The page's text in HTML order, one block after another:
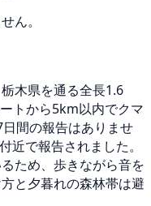
ん。
木県を通る全長1.6
トから5km以内でクマ
間の報告はありませ
近で報告されました。
ため、歩きながら音を
と夕暮れの森林帯は避